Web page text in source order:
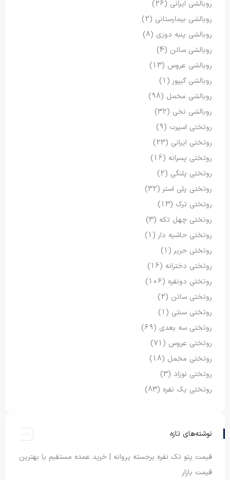
روبالشی ایرانی (26)
روبالشی بیمارستانی (2)
روبالشی پنبه دوزی (8)
روبالشی ساتن (4)
روبالشی عروس (13)
روبالشی گیپور (1)
روبالشی مخمل (98)
روبالشی نخی (32)
روتختی اسپرت (9)
روتختی ایرانی (23)
روتختی پسرانه (16)
روتختی پلنگی (2)
روتختی پلی استر (32)
روتختی ترک (13)
روتختی چهل تکه (3)
روتختی حاشیه دار (1)
روتختی حریر (1)
روتختی دخترانه (16)
روتختی دونفره (106)
روتختی ساتن (2)
روتختی سنتی (1)
روتختی سه بعدی (69)
روتختی عروس (71)
روتختی مخمل (18)
روتختی نوزاد (3)
روتختی یک نفره (83)
نوشته‌های تازه
قیمت پتو تک نفره برجسته پروانه | خرید عمده مستقیم با بهترین
قیمت بازار